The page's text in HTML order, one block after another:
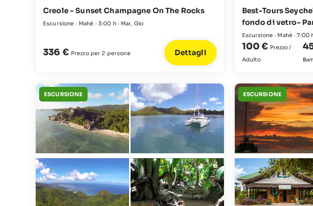
Creole - Sunset Champagne On The Rocks
Escursione · Mahé · 3:00 h · Mar, Gio
336 € Prezzo per 2 persone Dettagli
Best-Tours
fondo di vetro-
Escursione · Mahé · 7:00
100 € Prezzo /
Adulto
ESCURSIONE ESCURSIONE